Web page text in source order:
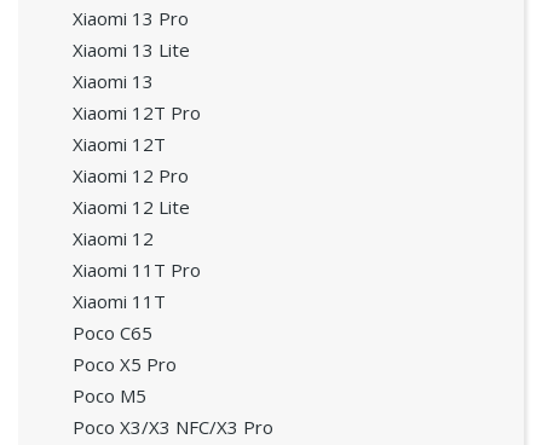
Xiaomi 13 Pro
Xiaomi 13 Lite
Xiaomi 13
Xiaomi 12T Pro
Xiaomi 12T
Xiaomi 12 Pro
Xiaomi 12 Lite
Xiaomi 12
Xiaomi 11T Pro
Xiaomi 11T
Poco C65
Poco X5 Pro
Poco M5
Poco X3/X3 NFC/X3 Pro